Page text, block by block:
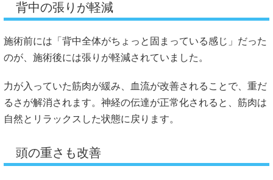
背中の張りが軽減
施術前には「背中全体がちょっと固まっている感じ」だった
のが、施術後には張りが軽減されていました。
力が入っていた筋肉が緩み、血流が改善されることで、重だ
るさが解消されます。神経の伝達が正常化されると、筋肉は
自然とリラックスした状態に戻ります。
頭の重さも改善